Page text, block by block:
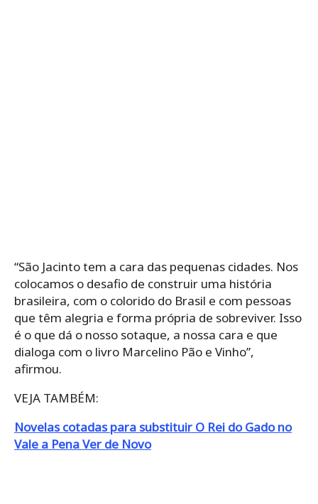
“São Jacinto tem a cara das pequenas cidades. Nos
colocamos o desafio de construir uma história
brasileira, com o colorido do Brasil e com pessoas
que têm alegria e forma própria de sobreviver. Isso
é o que dá o nosso sotaque, a nossa cara e que
dialoga com o livro Marcelino Pão e Vinho”,
afirmou.
VEJA TAMBÉM:
Novelas cotadas para substituir O Rei do Gado no
Vale a Pena Ver de Novo